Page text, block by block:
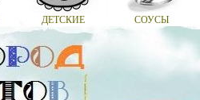
ДЕТСКИЕ СОУСЫ